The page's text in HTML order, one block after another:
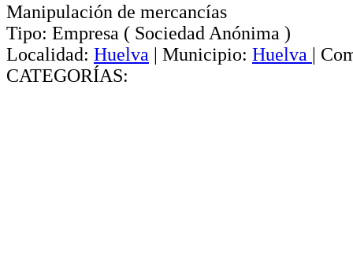
Manipulación de mercancías
Tipo: Empresa ( Sociedad Anónima )
Localidad: Huelva | Municipio: Huelva |
CATEGORÍAS: